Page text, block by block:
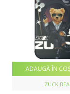
ZUCK
ADAUGĂ ÎN COŞ